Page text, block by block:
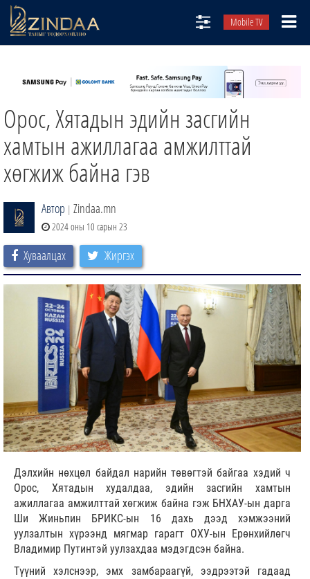
Mobile TV
ТВ8
ӨГЛӨӨНИЙ СОНИН
АУДИО ЗОХИОЛ
Орос, Хятадын эдийн засгийн
хамтын ажиллагаа амжилттай
хөгжиж байна гэв
Автор | Zindaa.mn
2024 оны 10 сарын 23
Хуваалцах Жиргэх
Дэлхийн нөхцөл байдал нарийн төвөгтэй байгаа хэдий ч
Орос, Хятадын худалдаа, эдийн засгийн хамтын
ажиллагаа амжилттай хөгжиж байна гэж БНХАУ-ын дарга
Ши Жиньпин БРИКС-ын 16 дахь дээд хэмжээний
уулзалтын хүрээнд мягмар гарагт ОХУ-ын Ерөнхийлөгч
Владимир Путинтэй уулзахдаа мэдэгдсэн байна.
Түүний хэлснээр, эмх замбараагүй, ээдрээтэй гадаад